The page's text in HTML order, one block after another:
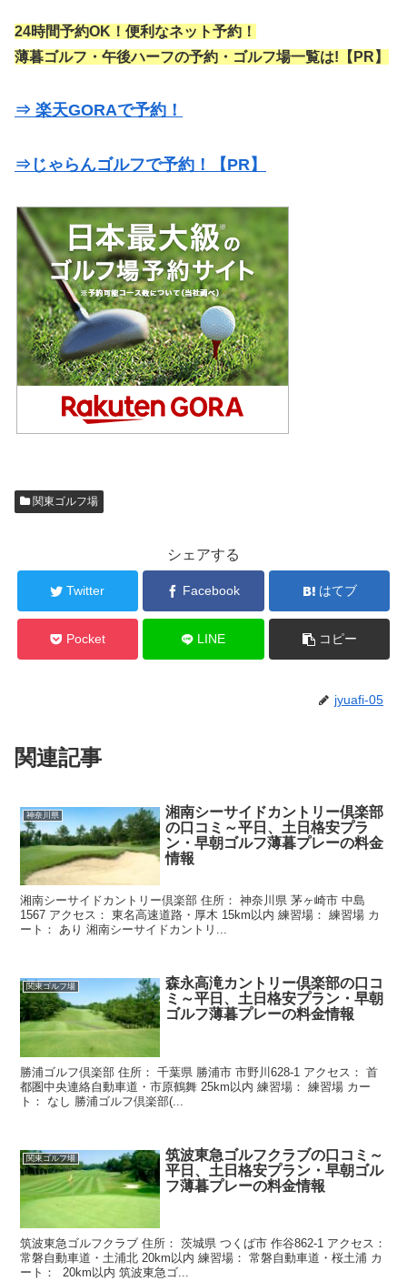
24時間予約OK！便利なネット予約！
薄暮ゴルフ・午後ハーフの予約・ゴルフ場一覧は!【PR】
⇒ 楽天GORAで予約！
⇒じゃらんゴルフで予約！【PR】
関東ゴルフ場
シェアする
Twitter Facebook はてブ
Pocket LINE コピー
jyuafi-05
関連記事
神奈川県
湘南シーサイドカントリー倶楽部
の口コミ～平日、土日格安プラ
ン・早朝ゴルフ薄暮プレーの料金
情報
湘南シーサイドカントリー倶楽部 住所： 神奈川県 茅ヶ崎市 中島
1567 アクセス： 東名高速道路・厚木 15km以内 練習場： 練習場 カ
ート： あり 湘南シーサイドカントリ...
関東ゴルフ場
森永高滝カントリー倶楽部の口コ
ミ～平日、土日格安プラン・早朝
ゴルフ薄暮プレーの料金情報
勝浦ゴルフ倶楽部 住所： 千葉県 勝浦市 市野川628-1 アクセス： 首
都圏中央連絡自動車道・市原鶴舞 25km以内 練習場： 練習場 カー
ト： なし 勝浦ゴルフ倶楽部(...
関東ゴルフ場
筑波東急ゴルフクラブの口コミ～
平日、土日格安プラン・早朝ゴル
フ薄暮プレーの料金情報
筑波東急ゴルフクラブ 住所： 茨城県 つくば市 作谷862-1 アクセス：
常磐自動車道・土浦北 20km以内 練習場： 常磐自動車道・桜土浦 カ
ート： 20km以内 筑波東急ゴ...